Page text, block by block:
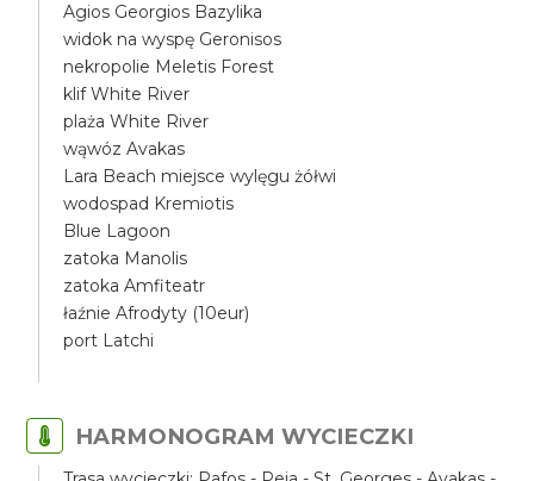
Agios Georgios Bazylika
widok na wyspę Geronisos
nekropolie Meletis Forest
klif White River
plaża White River
wąwóz Avakas
Lara Beach miejsce wylęgu żółwi
wodospad Kremiotis
Blue Lagoon
zatoka Manolis
zatoka Amfiteatr
łaźnie Afrodyty (10eur)
port Latchi
HARMONOGRAM WYCIECZKI